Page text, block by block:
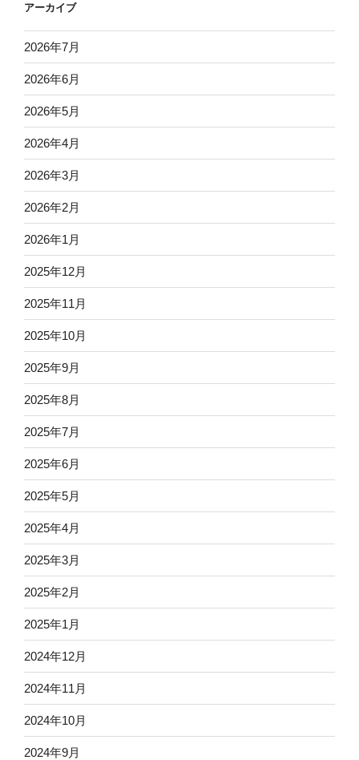
アーカイブ
2026年7月
2026年6月
2026年5月
2026年4月
2026年3月
2026年2月
2026年1月
2025年12月
2025年11月
2025年10月
2025年9月
2025年8月
2025年7月
2025年6月
2025年5月
2025年4月
2025年3月
2025年2月
2025年1月
2024年12月
2024年11月
2024年10月
2024年9月